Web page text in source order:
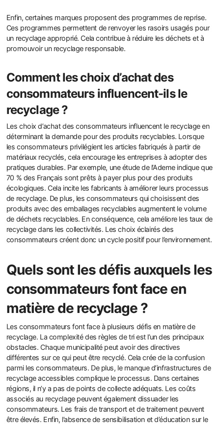
Enfin, certaines marques proposent des programmes de reprise.
Ces programmes permettent de renvoyer les rasoirs usagés pour
un recyclage approprié. Cela contribue à réduire les déchets et à
promouvoir un recyclage responsable.
Comment les choix d’achat des
consommateurs influencent-ils le
recyclage ?
Les choix d’achat des consommateurs influencent le recyclage en
déterminant la demande pour des produits recyclables. Lorsque
les consommateurs privilégient les articles fabriqués à partir de
matériaux recyclés, cela encourage les entreprises à adopter des
pratiques durables. Par exemple, une étude de l’Ademe indique que
70 % des Français sont prêts à payer plus pour des produits
écologiques. Cela incite les fabricants à améliorer leurs processus
de recyclage. De plus, les consommateurs qui choisissent des
produits avec des emballages recyclables augmentent le volume
de déchets recyclables. En conséquence, cela améliore les taux de
recyclage dans les collectivités. Les choix éclairés des
consommateurs créent donc un cycle positif pour l’environnement.
Quels sont les défis auxquels les
consommateurs font face en
matière de recyclage ?
Les consommateurs font face à plusieurs défis en matière de
recyclage. La complexité des règles de tri est l’un des principaux
obstacles. Chaque municipalité peut avoir des directives
différentes sur ce qui peut être recyclé. Cela crée de la confusion
parmi les consommateurs. De plus, le manque d’infrastructures de
recyclage accessibles complique le processus. Dans certaines
régions, il n’y a pas de points de collecte adéquats. Les coûts
associés au recyclage peuvent également dissuader les
consommateurs. Les frais de transport et de traitement peuvent
être élevés. Enfin, l’absence de sensibilisation et d’éducation sur le